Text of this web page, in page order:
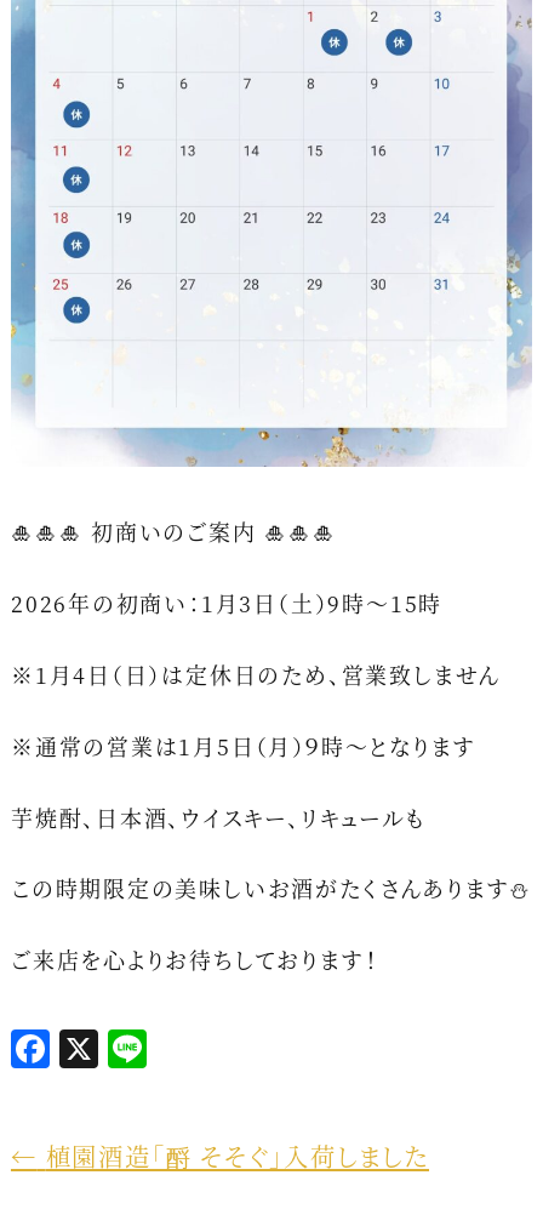
🎍🎍🎍 初商いのご案内 🎍🎍🎍
2026年の初商い：1月3日（土）9時～15時
※1月4日（日）は定休日のため、営業致しません
※通常の営業は1月5日（月）９時～となります
芋焼酎、日本酒、ウイスキー、リキュールも
この時期限定の美味しいお酒がたくさんあります⛄
ご来店を心よりお待ちしております！
F
a
e
X L
e
← 植園酒造「酹 そそぐ」入荷しました